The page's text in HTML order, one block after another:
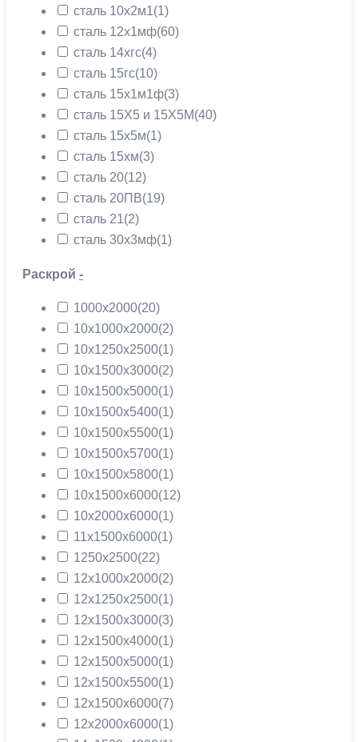
сталь 10х2м1(1)
сталь 12х1мф(60)
сталь 14хгс(4)
сталь 15гс(10)
сталь 15х1м1ф(3)
сталь 15Х5 и 15Х5М(40)
сталь 15х5м(1)
сталь 15хм(3)
сталь 20(12)
сталь 20ПВ(19)
сталь 21(2)
сталь 30х3мф(1)
Раскрой -
1000х2000(20)
10х1000х2000(2)
10х1250х2500(1)
10х1500х3000(2)
10х1500х5000(1)
10х1500х5400(1)
10х1500х5500(1)
10х1500х5700(1)
10х1500х5800(1)
10х1500х6000(12)
10х2000х6000(1)
11х1500х6000(1)
1250х2500(22)
12х1000х2000(2)
12х1250х2500(1)
12х1500х3000(3)
12х1500х4000(1)
12х1500х5000(1)
12х1500х5500(1)
12х1500х6000(7)
12х2000х6000(1)